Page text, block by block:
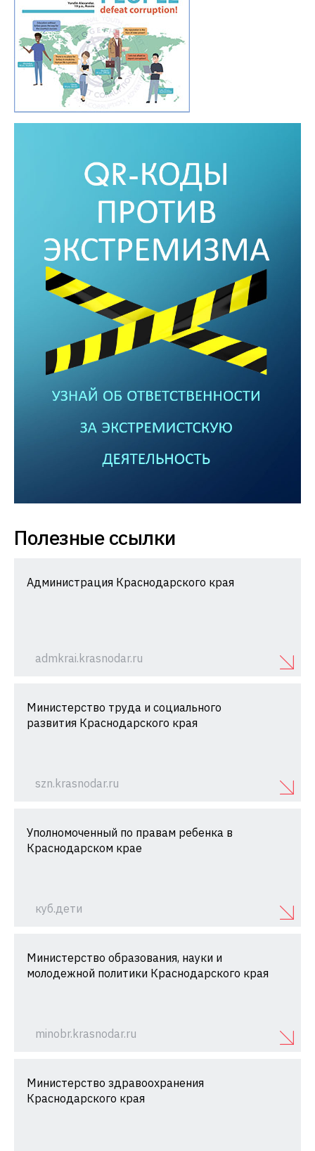
Полезные ссылки
Администрация Краснодарского края
admkrai.krasnodar.ru
Министерство труда и социального
развития Краснодарского края
szn.krasnodar.ru
Уполномоченный по правам ребенка в
Краснодарском крае
куб.дети
Министерство образования, науки и
молодежной политики Краснодарского края
minobr.krasnodar.ru
Министерство здравоохранения
Краснодарского края